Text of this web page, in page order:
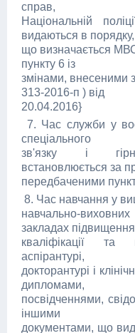
справ,
Національній
видаються в порядку,
що визначається
пункту 6 із
змінами, внесеними
313-2016-п ) від
20.04.2016}
7. Час служби у
спеціального
зв'язку і
встановлюється за
передбаченими
8. Час навчання у
навчально-
закладах підвищення
кваліфікації та
аспірантурі,
докторантурі і
дипломами,
посвідченнями,
іншими
документами, що